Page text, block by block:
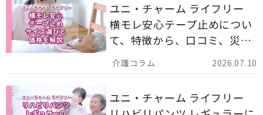
2026.07.10
ユニ・チャーム ライフリー
横モレ安心テープ止めについ
て、特徴から、口コミ、災害
備蓄としての活用法まで分か
りやすく解説します。
ユニ・チャーム ライフリー